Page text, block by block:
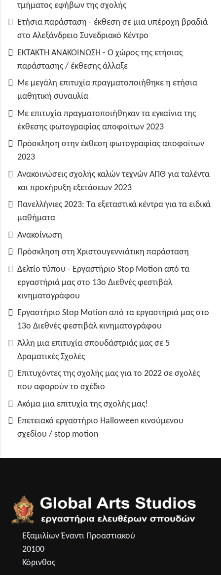
τμήματος εφήβων της σχολής
Ετήσια παράσταση - έκθεση σε μια υπέροχη βραδιά
στο Αλεξάνδρειο Συνεδριακό Κέντρο
ΕΚΤΑΚΤΗ ΑΝΑΚΟΙΝΩΣΗ - Ο χώρος της ετήσιας
παράστασης / έκθεσης άλλαξε
Με μεγάλη επιτυχία πραγματοποιήθηκε η ετήσια
μαθητική συναυλία
Με επιτυχία πραγματοποιήθηκαν τα εγκαίνια της
έκθεσης φωτογραφίας αποφοίτων 2023
Πρόσκληση στην έκθεση φωτογραφίας αποφοίτων
2023
Ανακοινώσεις σχολής καλών τεχνών ΑΠΘ για ταλέντα
και προκήρυξη εξετάσεων 2023
Πανελλήνιες 2023: Τα εξεταστικά κέντρα για τα ειδικά
μαθήματα
Ανακοίνωση
Πρόσκληση στη Χριστουγεννιάτικη παράσταση
Δελτίο τύπου - Εργαστήριο Stop Motion από τα
εργαστήριά μας στο 13ο Διεθνές φεστιβάλ
κινηματογράφου
Εργαστήριο Stop Motion από τα εργαστήριά μας στο
13ο Διεθνές φεστιβάλ κινηματογράφου
Άλλη μια επιτυχία σπουδάστριάς μας σε 5
Δραματικές Σχολές
Επιτυχόντες της σχολής μας για το 2022 σε σχολές
που αφορούν το σχέδιο
Ακόμα μια επιτυχία της σχολής μας!
Επετειακό εργαστήριο Halloween κινούμενου
σχεδίου / stop motion
Εξαμιλίων Έναντι Προαστιακού
20100
Κόρινθος